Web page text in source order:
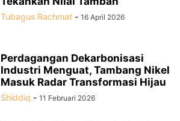
Tubagus Rachmat - 16 April 2026
Perdagangan Dekarbonisasi
Industri Menguat, Tambang Nikel
Masuk Radar Transformasi Hijau
Shiddiq - 11 Februari 2026